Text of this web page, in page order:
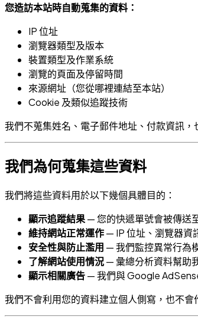
您造訪本站時自動蒐集的資料：
IP 位址
瀏覽器類型及版本
裝置類型及作業系統
瀏覽的頁面及停留時間
來源網址（您從哪裡連結至本站）
Cookie 及類似追蹤技術
我們不蒐集姓名、電子郵件地址、付款資訊
我們為何蒐集這些資料
我們將這些資料用於以下幾個具體目的：
顯示追蹤結果— 您的快遞單號會被傳送
維持網站正常運作— IP 位址、瀏覽器資
安全性與防止濫用 — 我們監控異常行為
了解網站使用情況— 彙總分析資料幫助
顯示相關廣告— 我們與 Google
我們不會利用您的資料建立個人側寫，也不